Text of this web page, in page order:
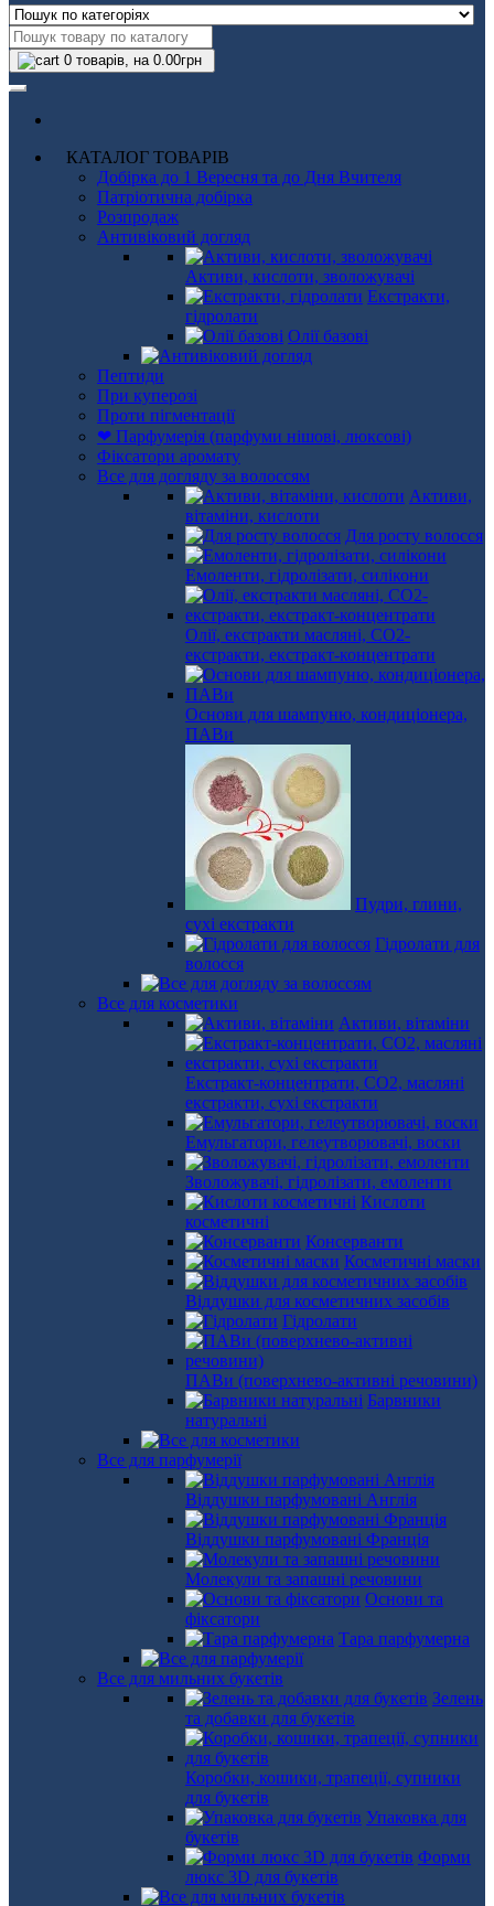
0 товарів, на 0.00грн
КАТАЛОГ ТОВАРІВ
Добірка до 1 Вересня та до Дня Вчителя
Патріотична добірка
Розпродаж
Антивіковий догляд
Активи, кислоти, зволожувачі
Екстракти,
гідролати
Олії базові
Пептиди
При куперозі
Проти пігментації
❤ Парфумерія (парфуми нішові, люксові)
Фіксатори аромату
Все для догляду за волоссям
Активи,
вітаміни, кислоти
Для росту волосся
Емоленти, гідролізати, силікони
Олії, екстракти масляні, СО2-
екстракти, екстракт-концентрати
Основи для шампуню, кондиціонера,
ПАВи
Пудри, глини,
сухі екстракти
Гідролати для
волосся
Все для косметики
Активи, вітаміни
Екстракт-концентрати, СО2, масляні
екстракти, сухі екстракти
Емульгатори, гелеутворювачі, воски
Зволожувачі, гідролізати, емоленти
Кислоти
косметичні
Консерванти
Косметичні маски
Віддушки для косметичних засобів
Гідролати
ПАВи (поверхнево-активні речовини)
Барвники
натуральні
Все для парфумерії
Віддушки парфумовані Англія
Віддушки парфумовані Франція
Молекули та запашні речовини
Основи та
фіксатори
Тара парфумерна
Все для мильних букетів
Зелень
та добавки для букетів
Коробки, кошики, трапеції, супники
для букетів
Упаковка для
букетів
Форми
люкс 3D для букетів